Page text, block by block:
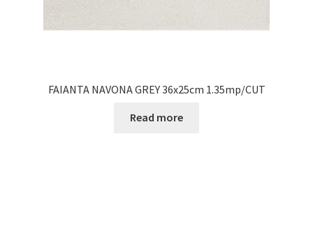
FAIANTA NAVONA GREY 36x25cm 1.35mp/CUT
Read more